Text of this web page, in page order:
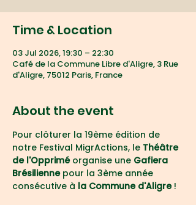
Time & Location
03 Jul 2026, 19:30 – 22:30
Café de la Commune Libre d'Aligre, 3 Rue
d'Aligre, 75012 Paris, France
About the event
Pour clôturer la 19ème édition de
notre Festival MigrActions, le Théâtre
de l'Opprimé organise une Gafiera
Brésilienne pour la 3ème année
consécutive à la Commune d'Aligre !